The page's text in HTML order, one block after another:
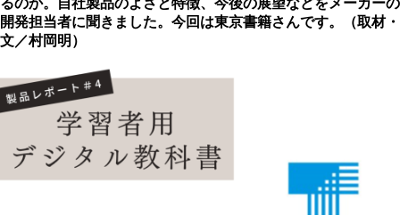
開発担当者に聞きました。今回は東京書籍さんです。（取材・
文／村岡明）